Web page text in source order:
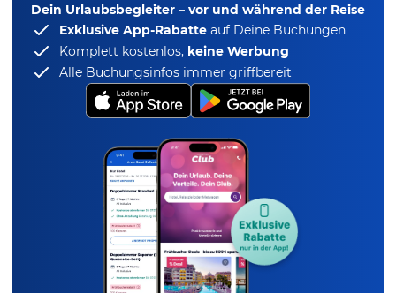
Dein Urlaubsbegleiter – vor und während der Reise
Exklusive App-Rabatte auf Deine Buchungen
Komplett kostenlos, keine Werbung
Alle Buchungsinfos immer griffbereit